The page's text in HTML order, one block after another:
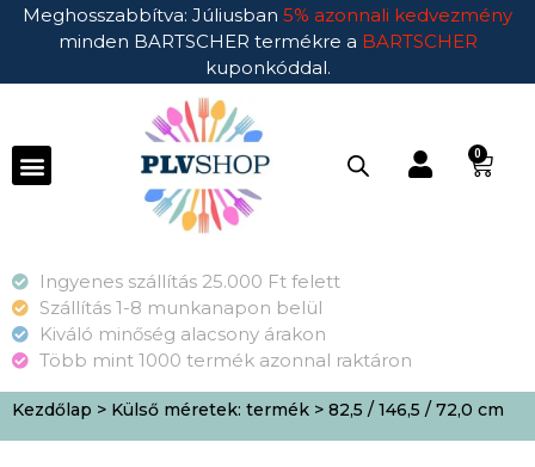
Meghosszabbítva: Júliusban 5% azonnali kedvezmény
minden BARTSCHER termékre a BARTSCHER
kuponkóddal.
0
Ingyenes szállítás 25.000 Ft felett
Szállítás 1-8 munkanapon belül
Kiváló minőség alacsony árakon
Több mint 1000 termék azonnal raktáron
Kezdőlap > Külső méretek: termék > 82,5 / 146,5 / 72,0 cm